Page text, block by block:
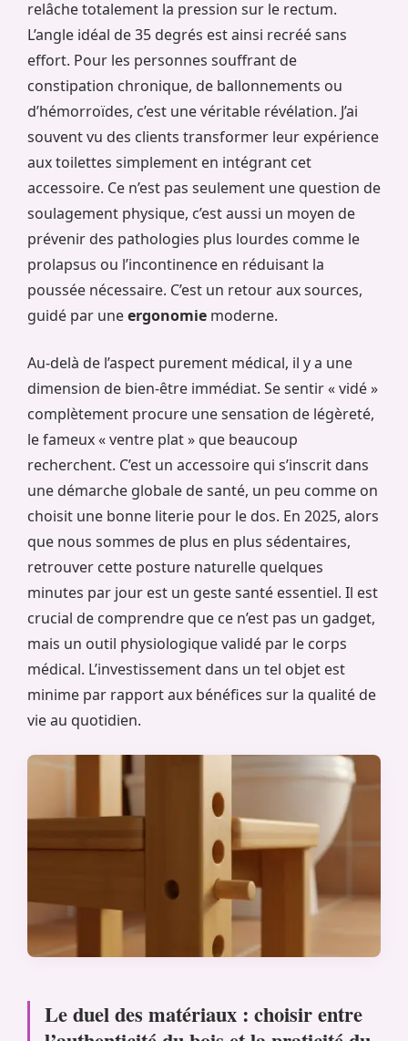
relâche totalement la pression sur le rectum.
L’angle idéal de 35 degrés est ainsi recréé sans
effort. Pour les personnes souffrant de
constipation chronique, de ballonnements ou
d’hémorroïdes, c’est une véritable révélation. J’ai
souvent vu des clients transformer leur expérience
aux toilettes simplement en intégrant cet
accessoire. Ce n’est pas seulement une question de
soulagement physique, c’est aussi un moyen de
prévenir des pathologies plus lourdes comme le
prolapsus ou l’incontinence en réduisant la
poussée nécessaire. C’est un retour aux sources,
guidé par uneergonomie moderne.
Au-delà de l’aspect purement médical, il y a une
dimension de bien-être immédiat. Se sentir « vidé »
complètement procure une sensation de légèreté,
le fameux « ventre plat » que beaucoup
recherchent. C’est un accessoire qui s’inscrit dans
une démarche globale de santé, un peu comme on
choisit une bonne literie pour le dos. En 2025, alors
que nous sommes de plus en plus sédentaires,
retrouver cette posture naturelle quelques
minutes par jour est un geste santé essentiel. Il est
crucial de comprendre que ce n’est pas un gadget,
mais un outil physiologique validé par le corps
médical. L’investissement dans un tel objet est
minime par rapport aux bénéfices sur la qualité de
vie au quotidien.
Le duel des matériaux : choisir entre